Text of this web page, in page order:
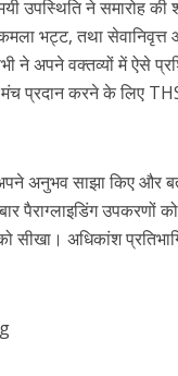
उपस्थिति ने समारोह की
भट्ट, तथा सेवानिवृत्त
अपने वक्तव्यों में ऐसे
प्रदान करने के लिए
अनुभव साझा किए और
पैराग्लाइडिंग उपकरणों
सीखा। अधिकांश